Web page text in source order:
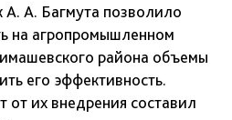
А. А. Багмута позволило
на агропромышленном
района объемы
его эффективность.
от их внедрения составил